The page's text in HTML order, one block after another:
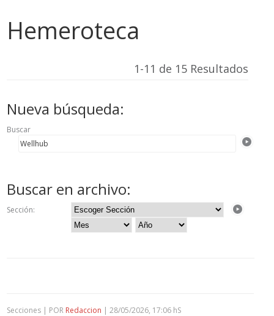
Hemeroteca
1-11 de 15 Resultados
Nueva búsqueda:
Buscar
Buscar en archivo:
Sección:
Secciones | POR Redaccion | 28/05/2026, 17:06 hS